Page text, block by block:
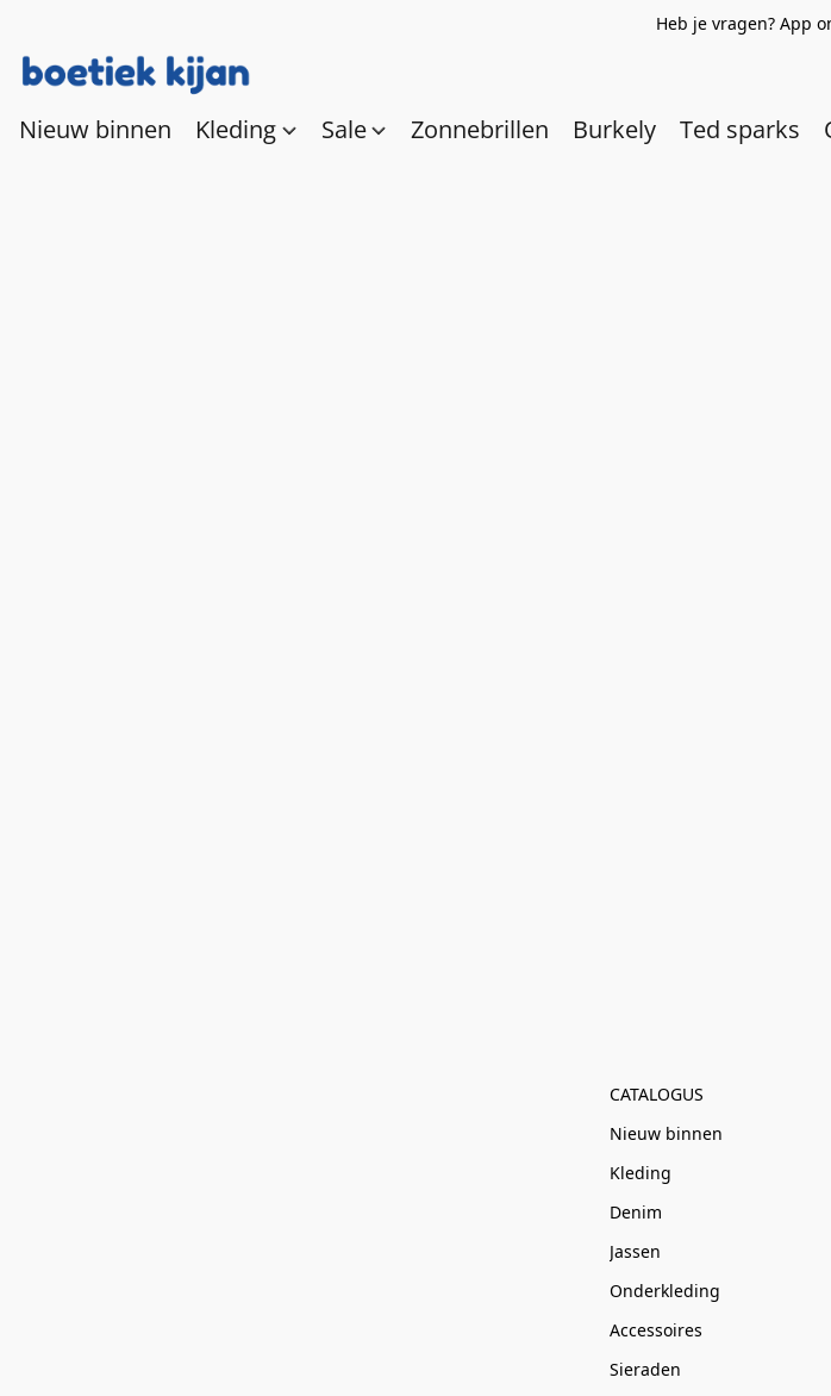
Heb je vragen? App
Nieuw binnen Kleding Sale Zonnebrillen Burkely Ted sparks
CATALOGUS
Nieuw binnen
Kleding
Denim
Jassen
Onderkleding
Accessoires
Sieraden